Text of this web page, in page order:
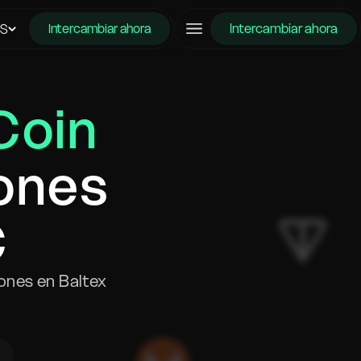
Intercambiar ahora Intercambiar ahora
en Baltex